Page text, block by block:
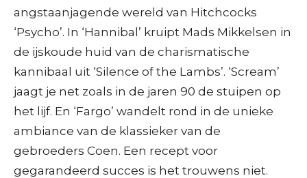
angstaanjagende wereld van Hitchcocks
‘Psycho’. In ‘Hannibal’ kruipt Mads Mikkelsen in
de ijskoude huid van de charismatische
kannibaal uit ‘Silence of the Lambs’. ‘Scream’
jaagt je net zoals in de jaren 90 de stuipen op
het lijf. En ‘Fargo’ wandelt rond in de unieke
ambiance van de klassieker van de
gebroeders Coen. Een recept voor
gegarandeerd succes is het trouwens niet.